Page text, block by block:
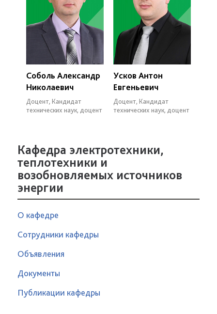
Соболь Александр
Николаевич
Доцент, Кандидат
технических наук, доцент
Усков Антон
Евгеньевич
Доцент, Кандидат
технических наук, доцент
Кафедра электротехники,
теплотехники и
возобновляемых источников
энергии
О кафедре
Сотрудники кафедры
Объявления
Документы
Публикации кафедры